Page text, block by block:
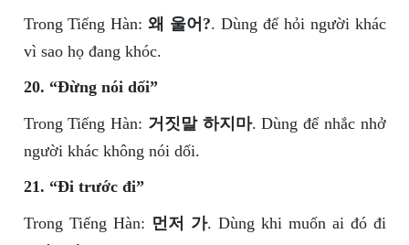
Trong Tiếng Hàn:왜 울어?. Dùng để hỏi người khác
vì sao họ đang khóc.
20. “Đừng nói dối”
Trong Tiếng Hàn: 거짓말 하지마. Dùng để nhắc nhở
người khác không nói dối.
21. “Đi trước đi”
Trong Tiếng Hàn: 먼저 가. Dùng khi muốn ai đó đi